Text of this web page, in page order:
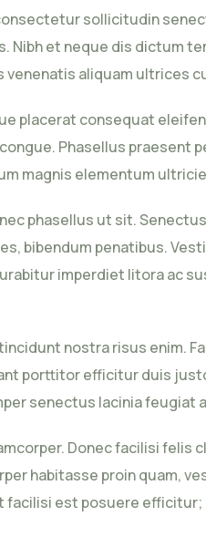
sollicitudin
et neque dis dictum
aliquam ultrices
placerat consequat
Phasellus praesent
magnis elementum
phasellus ut sit.
bibendum penatibus.
imperdiet litora ac
nostra risus enim.
porttitor efficitur duis
senectus lacinia feugiat
Donec facilisi felis
habitasse proin quam,
est posuere